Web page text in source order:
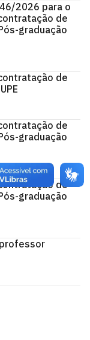
2026 para o
de
graduação
de
de
graduação
de
graduação